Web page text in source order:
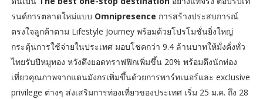
รนด์การตลาดใหม่แบบ Omnipresence การสร้างประสบการณ์
ตรงใจลูกค้าตาม Lifestyle Journey พร้อมด้วยโปรโมชั่นยิ่งใหญ่
กระตุ้นการใช้จ่ายในประเทศ มอบโชคกว่า 9.4 ล้านบาทให้มั่งคั่งทั่ว
ไทยรับปีหมูทอง หวังดึงยอดทราฟฟิกเพิ่มขึ้น 20% พร้อมดึงนักท่อง
เที่ยวคุณภาพจากแดนมังกรเพิ่มขึ้นด้วยการพาร์ทเนอร์และ exclusive
privilege ต่างๆ ส่งเสริมการท่องเที่ยวของประเทศ เริ่ม 25 ม.ค. ถึง 28